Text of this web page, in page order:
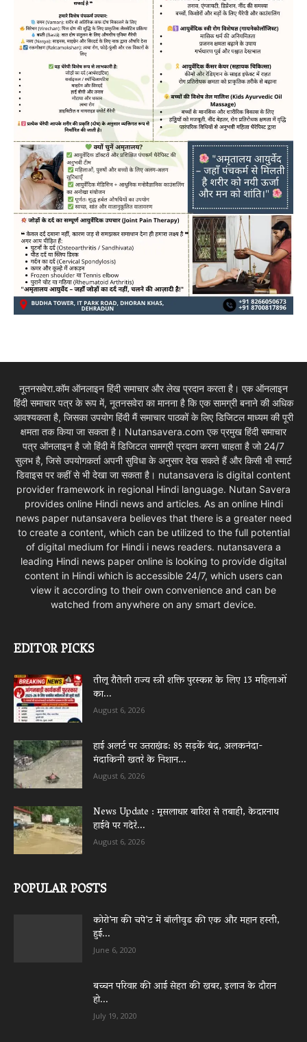
नूतनसवेरा.कॉम ऑनलाइन हिंदी समाचार और लेख प्रदान करता है। एक ऑनलाइन
हिंदी समाचार पत्र के रूप में, नूतनसवेरा का मानना है कि एक सामग्री बनाने की अधिक
आवश्यकता है, जिसका उपयोग हिंदी मैं समाचार पाठकों के लिए डिजिटल माध्यम की पूरी
क्षमता तक किया जा सकता है। Nutansavera.com एक प्रमुख हिंदी समाचार
पत्र ऑनलाइन है जो हिंदी में डिजिटल सामग्री प्रदान करना चाहता है जो 24/7
सुलभ है, जिसे उपयोगकर्ता अपनी सुविधा के अनुसार देख सकते हैं और किसी भी स्मार्ट
डिवाइस पर कहीं से भी देखा जा सकता है। nutansavera is digital content
provider framework in regional Hindi language. Nutan Savera
provides online Hindi news and articles. As an online Hindi
news paper nutansavera believes that there is a greater need
to create a content, which can be utilized to the full potential
of digital medium for Hindi i news readers. nutansavera a
leading Hindi news paper online is looking to provide digital
content in Hindi which is accessible 24/7, which users can
view it according to their own convenience and can be
watched from anywhere on any smart device.
EDITOR PICKS
तीलू रौतेली राज्य स्त्री शक्ति पुरस्कार के लिए 13 महिलाओं
का...
August 6, 2026
हाई अलर्ट पर उत्तराखंड: 85 सड़कें बंद, अलकनंदा-
मंदाकिनी खतरे के निशान...
August 6, 2026
News Update : मूसलाधार बारिश से तबाही, केदारनाथ
हाईवे पर गदेरे...
August 6, 2026
POPULAR POSTS
कोरो’ना की चपे’ट में बॉलीवुड की एक और महान हस्ती,
हुई...
June 6, 2020
बच्चन परिवार की आई सेहत की खबर, इलाज के दौरान
हो...
July 19, 2020